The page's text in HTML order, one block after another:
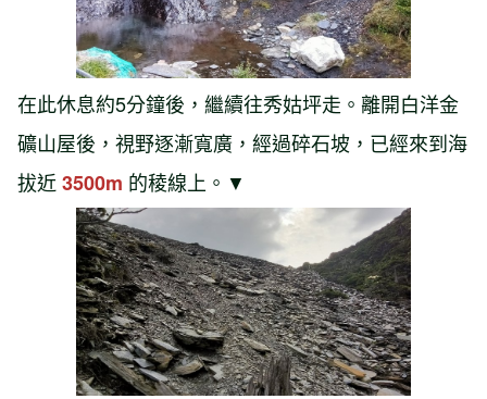
在此休息約5分鐘後，繼續往秀姑坪走。離開白洋金
礦山屋後，視野逐漸寬廣，經過碎石坡，已經來到海
拔近 3500m 的稜線上。▼